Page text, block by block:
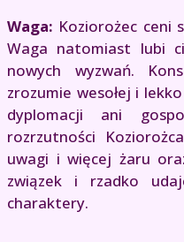
Waga: Koziorożec ceni
Waga natomiast lubi
nowych wyzwań.
zrozumie wesołej i
dyplomacji ani
rozrzutności
uwagi i więcej żaru
związek i rzadko
charaktery.